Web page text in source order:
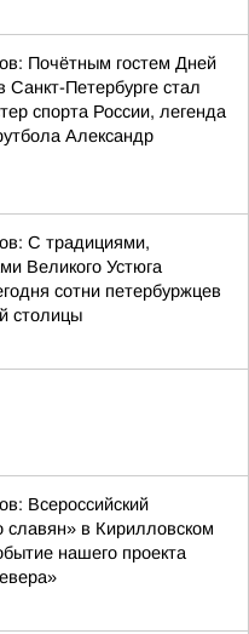
Почётным гостем Дней
Санкт-Петербурге стал
спорта России, легенда
Александр
С традициями,
Великого Устюга
сотни петербуржцев
столицы
Всероссийский
в Кирилловском
нашего проекта